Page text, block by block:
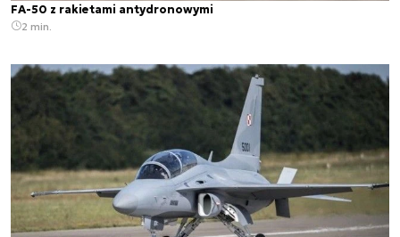
FA-50 z rakietami antydronowymi
2 min.